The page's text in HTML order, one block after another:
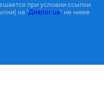
при условии ссылки
на "Диалог.ua" не ниже